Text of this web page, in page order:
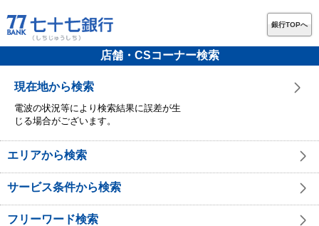
銀行TOPへ
店舗・CSコーナー検索
現在地から検索
電波の状況等により検索結果に誤差が生
じる場合がございます。
エリアから検索
サービス条件から検索
フリーワード検索